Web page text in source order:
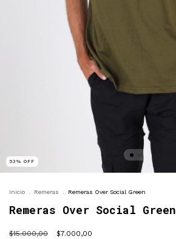
53 % OFF
Inicio Remeras Remeras Over Social Green
Remeras Over Social Green
$15.000,00 $7.000,00